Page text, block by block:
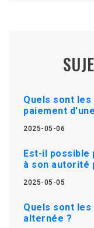
Quels sont
paiement
2025-05-06
Est-il possible
à son autorité
2025-05-05
Quels sont
alternée ?